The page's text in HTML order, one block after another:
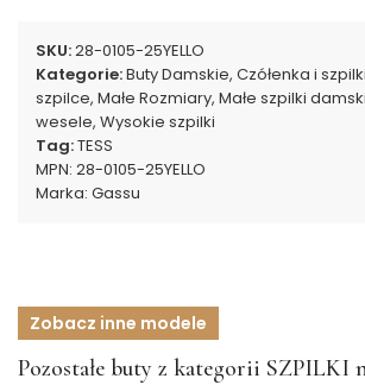
SKU:28-0105-25YELLO
Kategorie:Buty Damskie, Czółenka i szpilki
szpilce, Małe Rozmiary, Małe szpilki
wesele, Wysokie szpilki
Tag:TESS
MPN: 28-0105-25YELLO
Marka: Gassu
Zobacz inne modele
Pozostałe buty z kategorii SZPILKI